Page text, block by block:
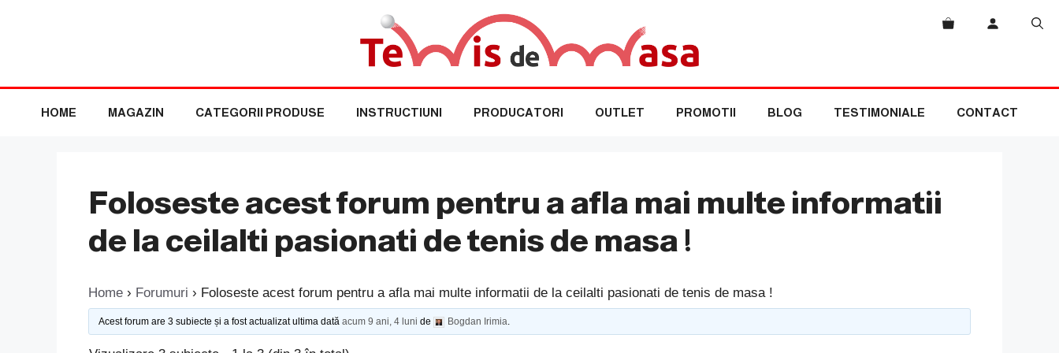
HOME MAGAZIN CATEGORII PRODUSE INSTRUCTIUNI PRODUCATORI OUTLET PROMOTII BLOG TESTIMONIALE CONTACT
Foloseste acest forum pentru a afla mai multe informatii
de la ceilalti pasionati de tenis de masa !
Home › Forumuri › Foloseste acest forum pentru a afla mai multe informatii de la ceilalti pasionati de tenis de masa !
Acest forum are 3 subiecte și a fost actualizat ultima datăacum 9 ani, 4 luni de Bogdan Irimia